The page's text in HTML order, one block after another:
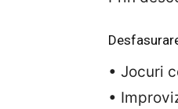
• Jocuri
•